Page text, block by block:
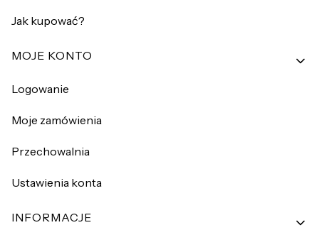
Jak kupować?
MOJE KONTO
Logowanie
Moje zamówienia
Przechowalnia
Ustawienia konta
INFORMACJE